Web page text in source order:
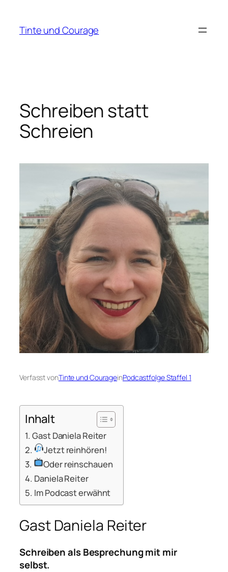
springen
Tinte und Courage
Schreiben statt
Schreien
Verfasst vonTinte und CourageinPodcastfolge Staffel 1
Inhalt
Gast Daniela Reiter
Jetzt reinhören!
Oder reinschauen
Daniela Reiter
Im Podcast erwähnt
Gast Daniela Reiter
Schreiben als Besprechung mit mir
selbst.